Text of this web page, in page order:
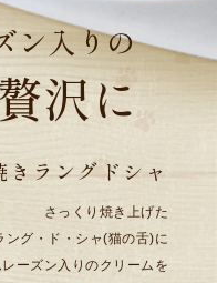
ン入りの
沢に
きラングドシャ
さっくり焼き上げた
ング・ド・シャ(猫の舌)に
レーズン入りのクリームを